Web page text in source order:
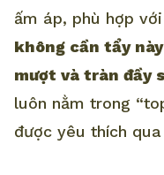
ấm áp, phù hợp
không cần tẩy
mượt và tràn đầy
luôn nằm trong
được yêu thích